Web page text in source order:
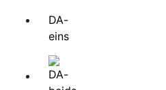
DA-
eins